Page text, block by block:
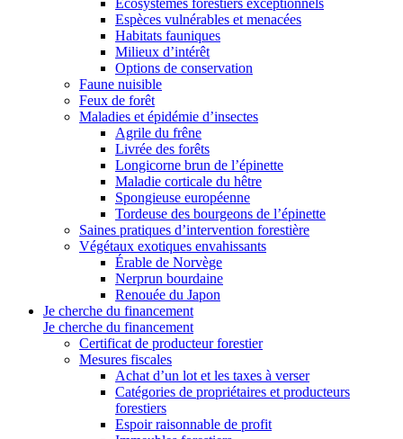
Écosystèmes forestiers exceptionnels
Espèces vulnérables et menacées
Habitats fauniques
Milieux d’intérêt
Options de conservation
Faune nuisible
Feux de forêt
Maladies et épidémie d’insectes
Agrile du frêne
Livrée des forêts
Longicorne brun de l’épinette
Maladie corticale du hêtre
Spongieuse européenne
Tordeuse des bourgeons de l’épinette
Saines pratiques d’intervention forestière
Végétaux exotiques envahissants
Érable de Norvège
Nerprun bourdaine
Renouée du Japon
Je cherche du financement
Je cherche du financement
Certificat de producteur forestier
Mesures fiscales
Achat d’un lot et les taxes à verser
Catégories de propriétaires et producteurs
forestiers
Espoir raisonnable de profit